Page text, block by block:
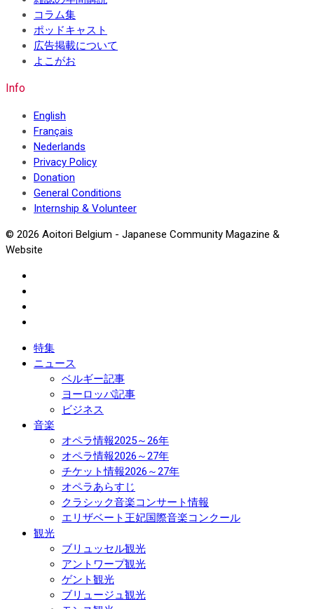
コラム集
ポッドキャスト
広告掲載について
よこがお
Info
English
Français
Nederlands
Privacy Policy
Donation
General Conditions
Internship & Volunteer
© 2026 Aoitori Belgium - Japanese Community Magazine &
Website
特集
ニュース
ベルギー記事
ヨーロッパ記事
ビジネス
音楽
オペラ情報2025～26年
オペラ情報2026～27年
チケット情報2026～27年
オペラあらすじ
クラシック音楽コンサート情報
エリザベート王妃国際音楽コンクール
観光
ブリュッセル観光
アントワープ観光
ゲント観光
ブリュージュ観光